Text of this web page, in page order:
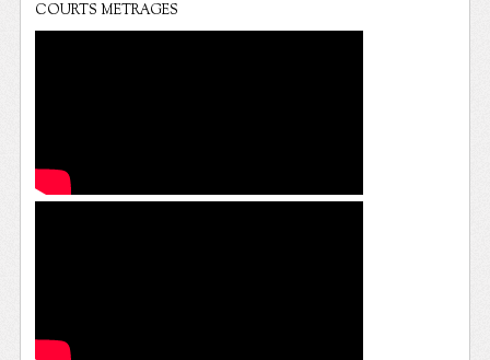
COURTS METRAGES